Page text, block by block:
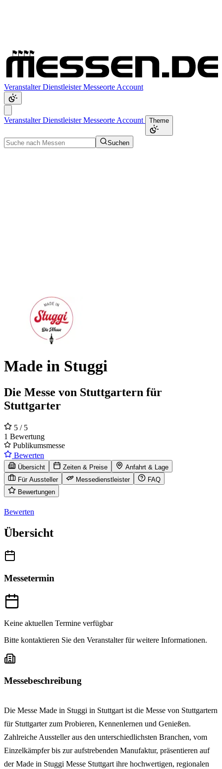
VeranstalterDienstleisterMesseorte Account
VeranstalterDienstleisterMesseorte Account Theme
Suchen
Made in Stuggi
Die Messe von Stuttgartern für
Stuttgarter
5 / 5
1 Bewertung
Publikumsmesse
Bewerten
Übersicht Zeiten & Preise
Anfahrt & Lage
Für Aussteller
Messedienstleister
FAQ
Bewertungen
Bewerten
Übersicht
Messetermin
Keine aktuellen Termine verfügbar
Bitte kontaktieren Sie den Veranstalter für weitere Informationen.
Messebeschreibung
Die Messe Made in Stuggi in Stuttgart ist die Messe von Stuttgartern
für Stuttgarter zum Probieren, Kennenlernen und Genießen.
Zahlreiche Aussteller aus den unterschiedlichsten Branchen, vom
Einzelkämpfer bis zur aufstrebenden Manufaktur, präsentieren auf
der Made in Stuggi Messe Stuttgart ihre hochwertigen, regionalen